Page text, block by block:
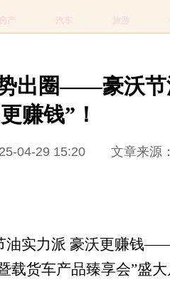
房产 汽车 旅游
出圈——豪沃节
赚钱”！
04-29 15:20 文章来
油实力派 豪沃更赚钱
载货车产品臻享会”盛